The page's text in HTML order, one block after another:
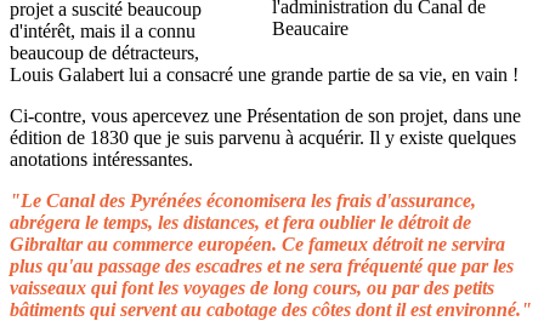
projet a suscité beaucoup
d'intérêt, mais il a connu
beaucoup de détracteurs,
Louis Galabert lui a consacré une grande partie de sa vie, en vain !
Ci-contre, vous apercevez une Présentation de son projet, dans une
édition de 1830 que je suis parvenu à acquérir. Il y existe quelques
anotations intéressantes.
"Le Canal des Pyrénées économisera les frais d'assurance,
abrégera le temps, les distances, et fera oublier le détroit de
Gibraltar au commerce européen. Ce fameux détroit ne servira
plus qu'au passage des escadres et ne sera fréquenté que par les
vaisseaux qui font les voyages de long cours, ou par des petits
bâtiments qui servent au cabotage des côtes dont il est environné."